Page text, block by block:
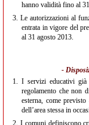
hanno validità fino al
3. Le autorizzazioni al
entrata in vigore del
al 31 agosto 2013.
-
1. I servizi educativi già
regolamento che non
esterna, come
dell’area stessa in
2. I comuni definiscono